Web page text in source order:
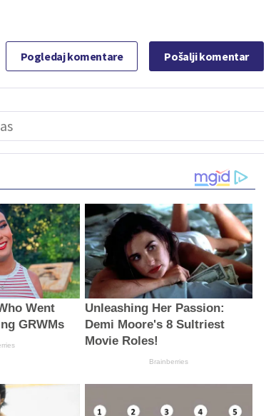
Pogledaj komentare Pošalji komentar
Went
GRWMs
Unleashing Her Passion:
Demi Moore's 8 Sultriest
Movie Roles!
Brainberries